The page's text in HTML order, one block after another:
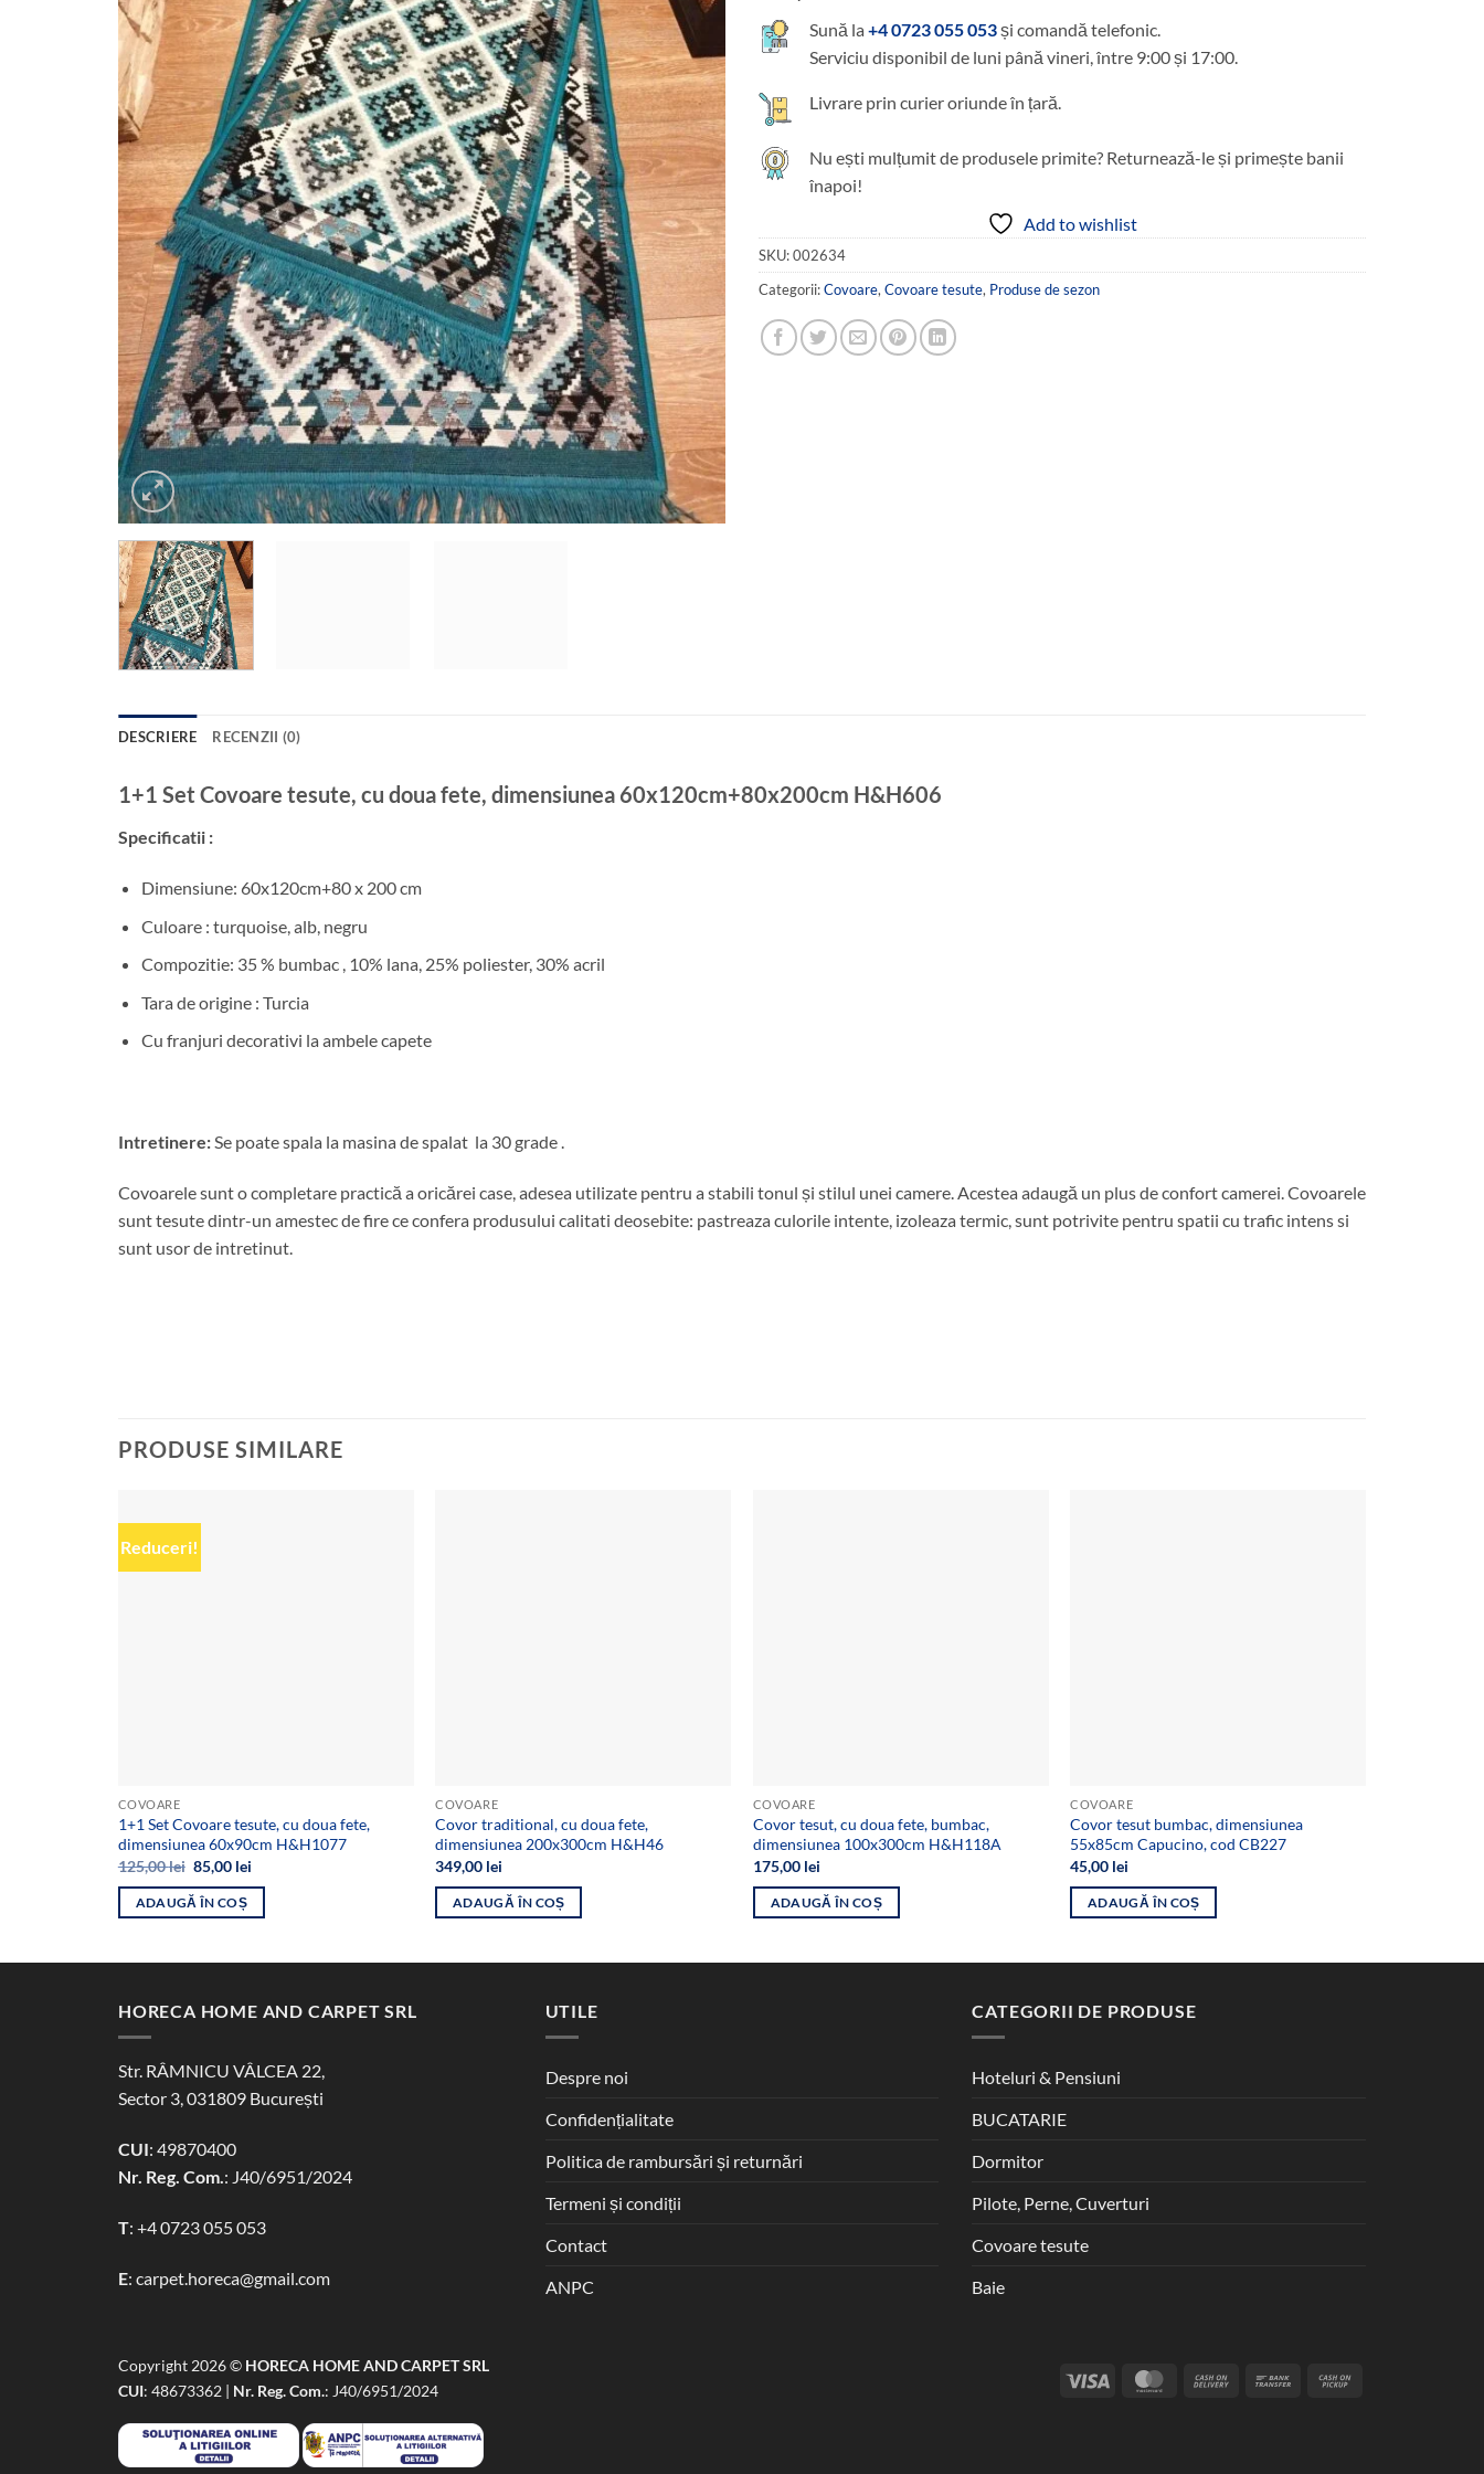
Sună la +4 0723 055 053și comandă telefonic.
Serviciu disponibil de luni până vineri, între 9:00 și 17:00.
Livrare prin curier oriunde în țară.
Nu ești mulțumit de produsele primite? Returnează-le și primește banii
înapoi!
Add to wishlist
SKU:002634
Categorii:Covoare, Covoare tesute, Produse de sezon
DESCRIERE RECENZII (0)
1+1 Set Covoare tesute, cu doua fete, dimensiunea 60x120cm+80x200cm H&H606
Specificatii :
Dimensiune: 60x120cm+80 x 200 cm
Culoare : turquoise, alb, negru
Compozitie: 35 % bumbac , 10% lana, 25% poliester, 30% acril
Tara de origine : Turcia
Cu franjuri decorativi la ambele capete
Intretinere:Se poate spala la masina de spalat la 30 grade .
Covoarele sunt o completare practică a oricărei case, adesea utilizate pentru a stabili tonul și stilul unei camere. Acestea adaugă un plus de confort camerei. Covoarele
sunt tesute dintr-un amestec de fire ce confera produsului calitati deosebite: pastreaza culorile intente, izoleaza termic, sunt potrivite pentru spatii cu trafic intens si
sunt usor de intretinut.
PRODUSE SIMILARE
Reduceri!
COVOARE
1+1 Set Covoare tesute, cu doua fete,
dimensiunea 60x90cm H&H1077
125,00lei Prețul
inițial
a
fost:
85,00 lei
ADAUGĂ ÎN COȘ
COVOARE
Covor traditional, cu doua fete,
dimensiunea 200x300cm H&H46
349,00 lei
ADAUGĂ ÎN COȘ
COVOARE
Covor tesut, cu doua fete, bumbac,
dimensiunea 100x300cm H&H118A
175,00 lei
ADAUGĂ ÎN COȘ
COVOARE
Covor tesut bumbac, dimensiunea
55x85cm Capucino, cod CB227
45,00 lei
ADAUGĂ ÎN COȘ
HORECA HOME AND CARPET SRL
Str. RÂMNICU VÂLCEA 22,
Sector 3, 031809 București
CUI: 49870400
Nr. Reg. Com.: J40/6951/2024
T: +4 0723 055 053
E: carpet.horeca@gmail.com
UTILE
Despre noi
Confidențialitate
Politica de rambursări și returnări
Termeni și condiții
Contact
ANPC
CATEGORII DE PRODUSE
Hoteluri & Pensiuni
BUCATARIE
Dormitor
Pilote, Perne, Cuverturi
Covoare tesute
Baie
Visa MasterCardCash
Bank
Copyright 2026 © HORECA HOME AND CARPET SRL
CUI: 48673362 | Nr. Reg. Com.: J40/6951/2024